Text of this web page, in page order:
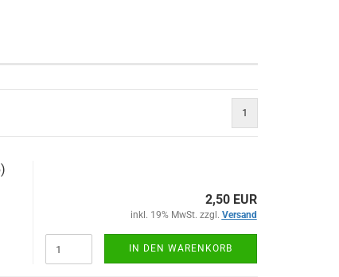
1
2,50 EUR
inkl. 19% MwSt. zzgl. Versand
IN DEN WARENKORB